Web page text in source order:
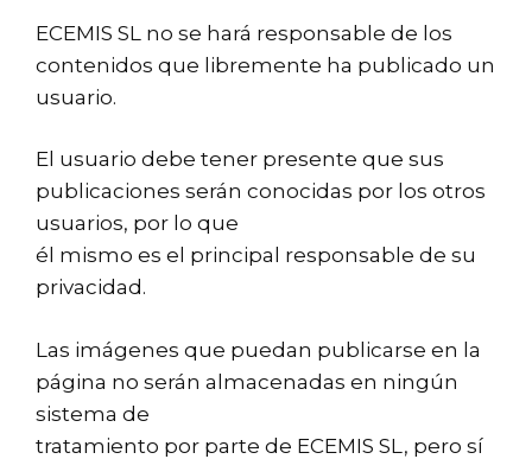
ECEMIS SL no se hará responsable de los
contenidos que libremente ha publicado un
usuario.
El usuario debe tener presente que sus
publicaciones serán conocidas por los otros
usuarios, por lo que
él mismo es el principal responsable de su
privacidad.
Las imágenes que puedan publicarse en la
página no serán almacenadas en ningún
sistema de
tratamiento por parte de ECEMIS SL, pero sí